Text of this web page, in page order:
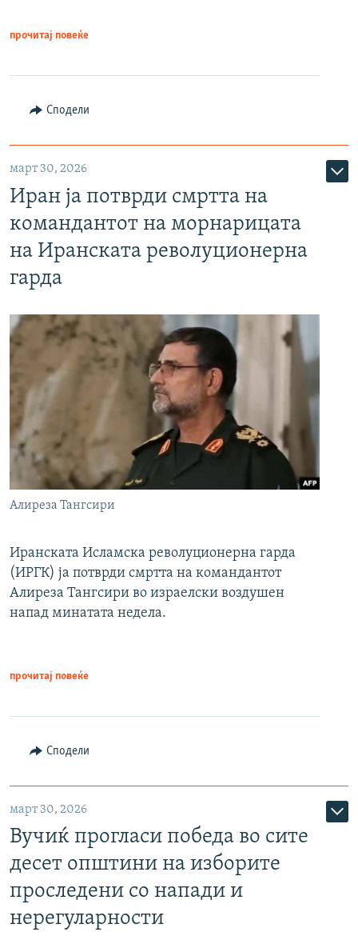
прочитај повеќе
Сподели
март 30, 2026
Иран ја потврди смртта на
командантот на морнарицата
на Иранската револуционерна
гарда
Алиреза Тангсири
Иранската Исламска револуционерна гарда
(ИРГК) ја потврди смртта на командантот
Алиреза Тангсири во израелски воздушен
напад минатата недела.
прочитај повеќе
Сподели
март 30, 2026
Вучиќ прогласи победа во сите
десет општини на изборите
проследени со напади и
нерегуларности